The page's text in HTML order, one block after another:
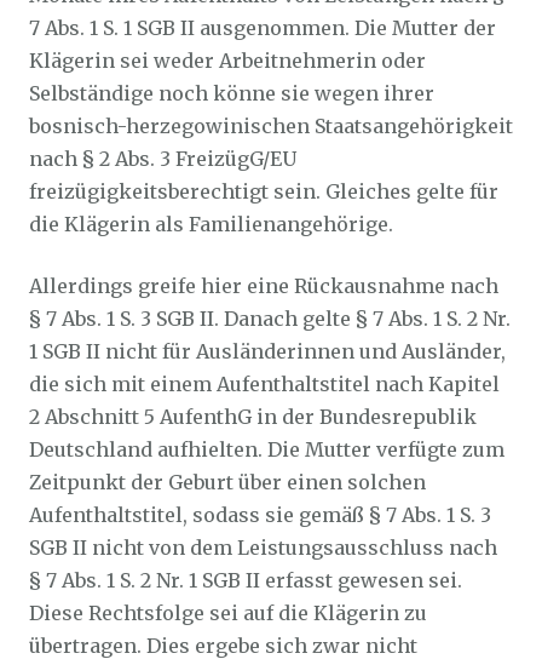
7 Abs. 1 S. 1 SGB II ausgenommen. Die Mutter der
Klägerin sei weder Arbeitnehmerin oder
Selbständige noch könne sie wegen ihrer
bosnisch-herzegowinischen Staatsangehörigkeit
nach § 2 Abs. 3 FreizügG/EU
freizügigkeitsberechtigt sein. Gleiches gelte für
die Klägerin als Familienangehörige.
Allerdings greife hier eine Rückausnahme nach
§ 7 Abs. 1 S. 3 SGB II. Danach gelte § 7 Abs. 1 S. 2 Nr.
1 SGB II nicht für Ausländerinnen und Ausländer,
die sich mit einem Aufenthaltstitel nach Kapitel
2 Abschnitt 5 AufenthG in der Bundesrepublik
Deutschland aufhielten. Die Mutter verfügte zum
Zeitpunkt der Geburt über einen solchen
Aufenthaltstitel, sodass sie gemäß § 7 Abs. 1 S. 3
SGB II nicht von dem Leistungsausschluss nach
§ 7 Abs. 1 S. 2 Nr. 1 SGB II erfasst gewesen sei.
Diese Rechtsfolge sei auf die Klägerin zu
übertragen. Dies ergebe sich zwar nicht